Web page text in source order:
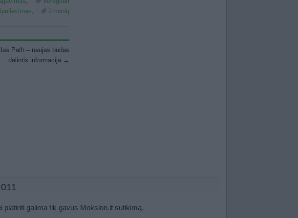
,
žmonių
Path – naujas būdas
dalintis informacija →
galima tik gavus Mokslon.lt sutikimą.